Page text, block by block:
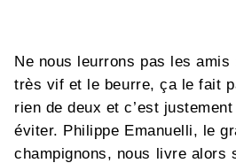
Ne nous leurrons pas les
très vif et le beurre, ça le fait
rien de deux et c’est
éviter. Philippe Emanuelli, le
champignons, nous livre alors